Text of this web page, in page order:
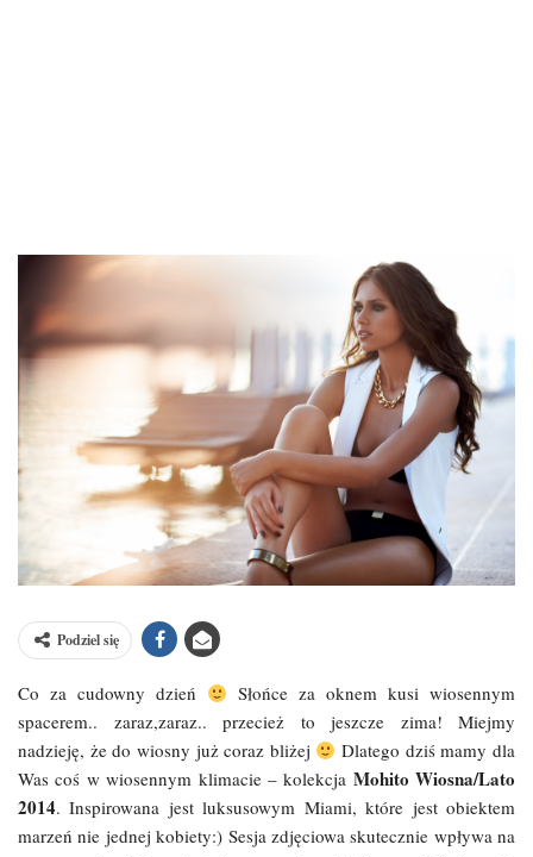
Podziel się
Co za cudowny dzień
Słońce za oknem kusi wiosennym
spacerem.. zaraz,zaraz.. przecież to jeszcze zima! Miejmy
nadzieję, że do wiosny już coraz bliżej
Dlatego dziś mamy dla
Was coś w wiosennym klimacie – kolekcja Mohito Wiosna/Lato
2014. Inspirowana jest luksusowym Miami, które jest obiektem
marzeń nie jednej kobiety:) Sesja zdjęciowa skutecznie wpływa na